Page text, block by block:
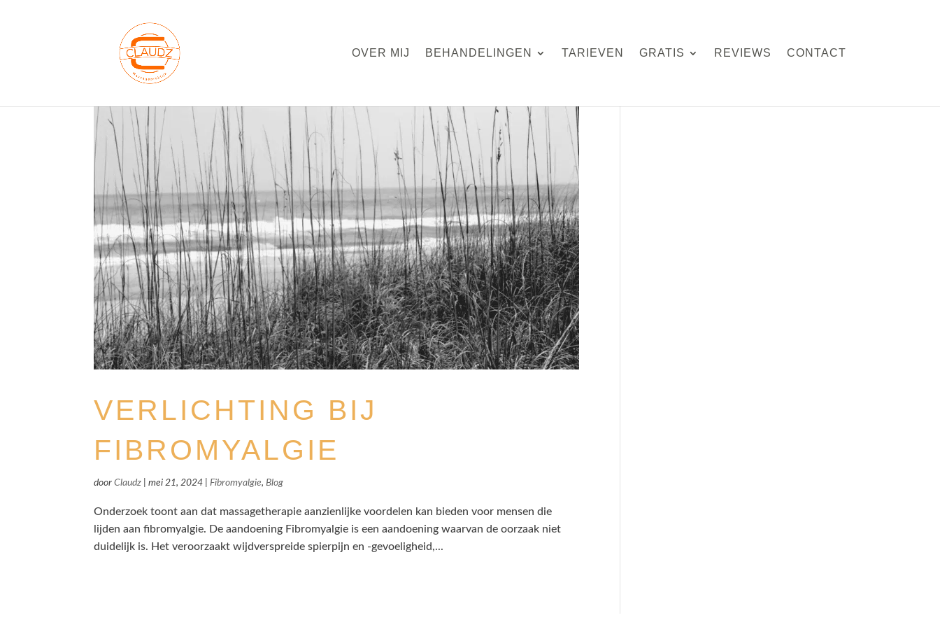
OVER MIJ BEHANDELINGEN TARIEVEN GRATIS REVIEWS CONTACT
VERLICHTING BIJ
FIBROMYALGIE
doorClaudz |mei 21, 2024 |Fibromyalgie,Blog
Onderzoek toont aan dat massagetherapie aanzienlijke voordelen kan bieden voor mensen die
lijden aan fibromyalgie. De aandoening Fibromyalgie is een aandoening waarvan de oorzaak niet
duidelijk is. Het veroorzaakt wijdverspreide spierpijn en -gevoeligheid,...